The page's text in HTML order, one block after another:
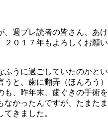
、週プレ読者の皆さん、あけ
０１７年もよろしくお願い
ふうに過ごしていたのかとい
と、歯に翻弄（ほんろう）
も、昨年末、歯ぐきの手術を
なかったんですが、たまたま
きました。